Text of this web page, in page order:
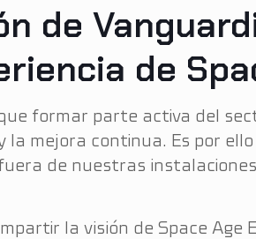
de
de
formar parte activa del
mejora continua. Es por
de nuestras
la visión de Space Age